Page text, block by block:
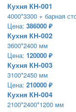
Кухня КН-001
4000*3300 + барная
Цена: 386000 ₽
Кухня КН-002
3600*2400 мм
Цена: 120000 ₽
Кухня КН-003
3100*2450 мм
Цена: 210000 ₽
Кухня КН-004
2100*2400*1200 мм